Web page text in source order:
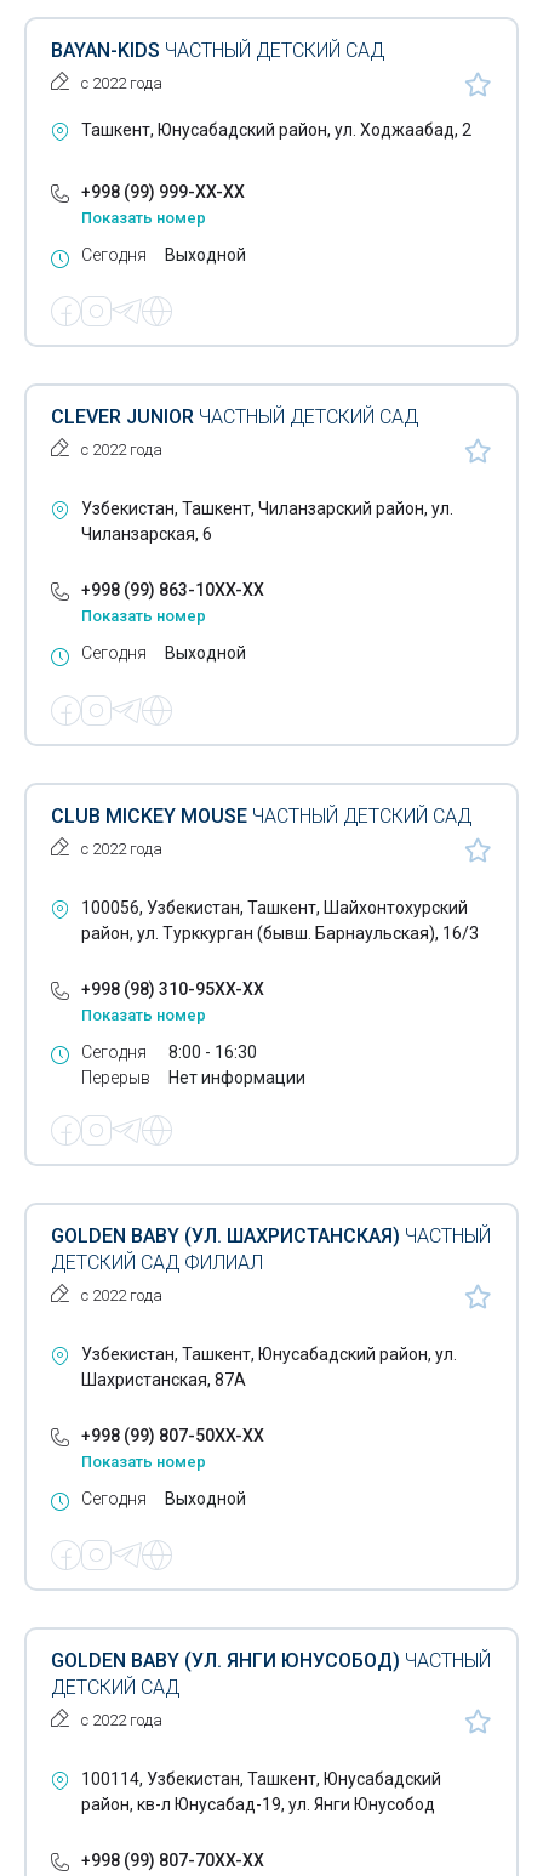
BAYAN-KIDS ЧАСТНЫЙ ДЕТСКИЙ САД
с 2022 года
Ташкент, Юнусабадский район, ул. Ходжаабад, 2
+998 (99) 999-XX-XX
Показать номер
Сегодня Выходной
CLEVER JUNIOR ЧАСТНЫЙ ДЕТСКИЙ САД
с 2022 года
Узбекистан, Ташкент, Чиланзарский район, ул.
Чиланзарская, 6
+998 (99) 863-10XX-XX
Показать номер
Сегодня Выходной
CLUB MICKEY MOUSE ЧАСТНЫЙ ДЕТСКИЙ САД
с 2022 года
100056, Узбекистан, Ташкент, Шайхонтохурский
район, ул. Турккурган (бывш. Барнаульская), 16/3
+998 (98) 310-95XX-XX
Показать номер
Сегодня
Перерыв
8:00 - 16:30
Нет информации
GOLDEN BABY (УЛ. ШАХРИСТАНСКАЯ) ЧАСТНЫЙ
ДЕТСКИЙ САД ФИЛИАЛ
с 2022 года
Узбекистан, Ташкент, Юнусабадский район, ул.
Шахристанская, 87А
+998 (99) 807-50XX-XX
Показать номер
Сегодня Выходной
GOLDEN BABY (УЛ. ЯНГИ ЮНУСОБОД) ЧАСТНЫЙ
ДЕТСКИЙ САД
с 2022 года
100114, Узбекистан, Ташкент, Юнусабадский
район, кв-л Юнусабад-19, ул. Янги Юнусобод
+998 (99) 807-70XX-XX